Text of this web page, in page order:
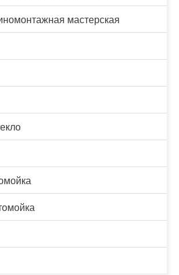
мастерская